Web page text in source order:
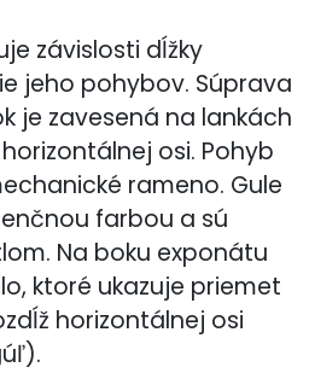
závislosti dĺžky
jeho pohybov. Súprava
je zavesená na lankách
osi. Pohyb
rameno. Gule
farbou a sú
Na boku exponátu
ktoré ukazuje priemet
horizontálnej osi